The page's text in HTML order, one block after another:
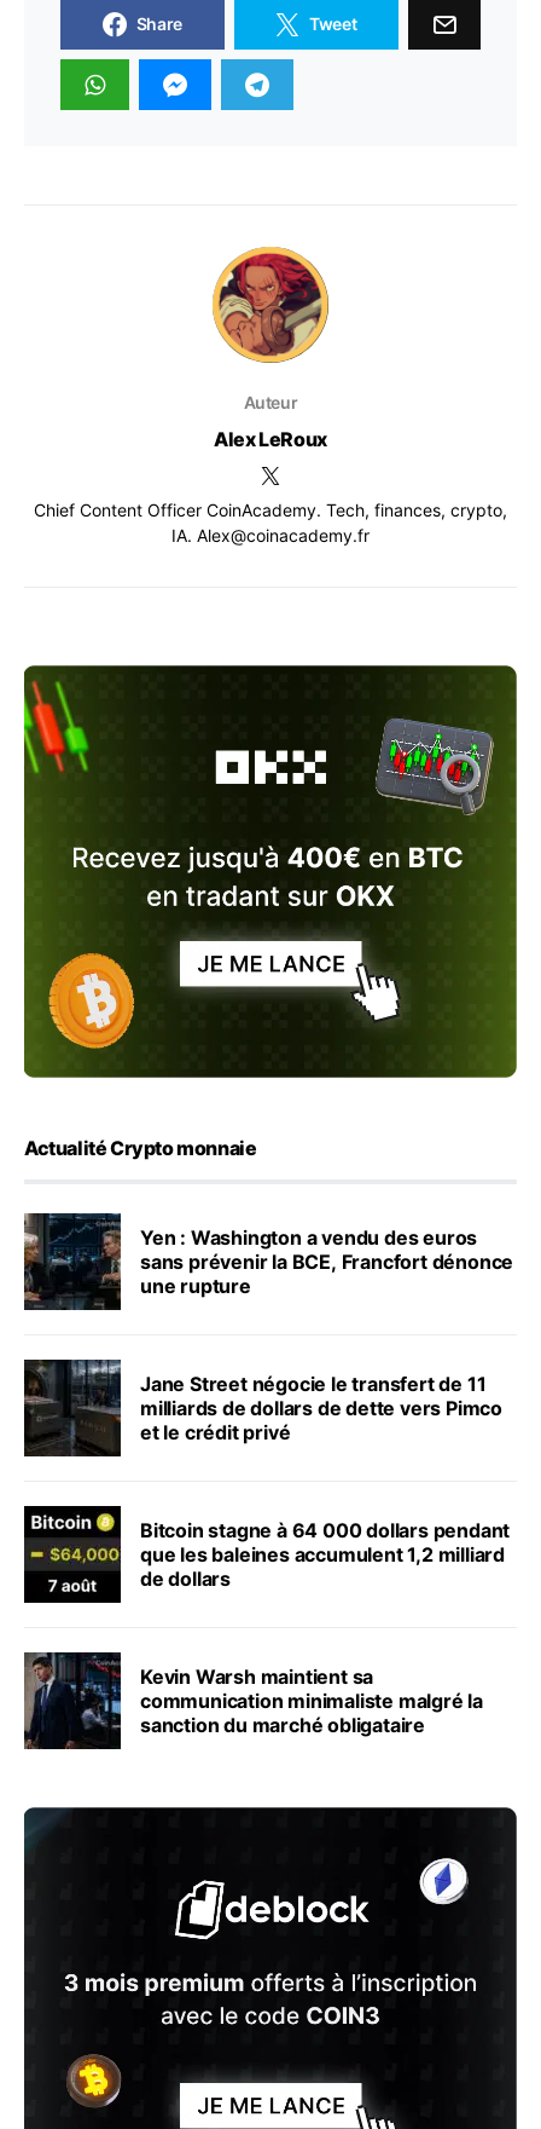
Share Tweet
Auteur
Alex LeRoux
Chief Content Officer CoinAcademy. Tech, finances, crypto,
IA. Alex@coinacademy.fr
Actualité Crypto monnaie
Yen : Washington a vendu des euros
sans prévenir la BCE, Francfort dénonce
une rupture
Jane Street négocie le transfert de 11
milliards de dollars de dette vers Pimco
et le crédit privé
Bitcoin stagne à 64 000 dollars pendant
que les baleines accumulent 1,2 milliard
de dollars
Kevin Warsh maintient sa
communication minimaliste malgré la
sanction du marché obligataire